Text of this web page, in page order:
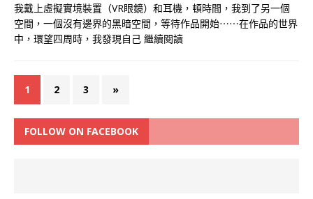
我戴上虛擬實境裝置（VR眼鏡）和耳機，頓時間，我到了另一個
空間，一個沒有邊界的黑暗空間，等待作品開始⋯⋯在作品的世界
中，環望四周時，我發現自己 繼續閱讀
1 2 3 »
FOLLOW ON FACEBOOK